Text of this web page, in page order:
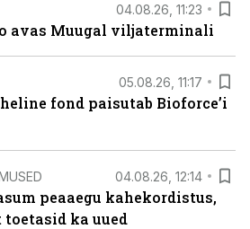
04.08.26, 11:23
avas Muugal viljaterminali
05.08.26, 11:17
fond paisutab Bioforce’i
04.08.26, 12:14
peaaegu kahekordistus,
ka uued